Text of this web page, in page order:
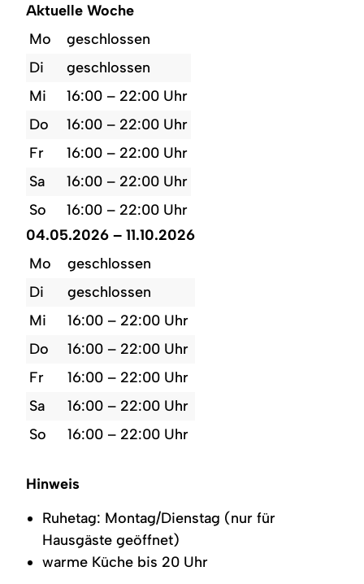
Aktuelle Woche
Mo
geschlossen
Di
geschlossen
Mi
16:00 – 22:00 Uhr
Do
16:00 – 22:00 Uhr
Fr
16:00 – 22:00 Uhr
Sa
16:00 – 22:00 Uhr
So
16:00 – 22:00 Uhr
04.05.2026 – 11.10.2026
Mo
geschlossen
Di
geschlossen
Mi
16:00 – 22:00 Uhr
Do
16:00 – 22:00 Uhr
Fr
16:00 – 22:00 Uhr
Sa
16:00 – 22:00 Uhr
So
16:00 – 22:00 Uhr
Hinweis
Ruhetag: Montag/Dienstag (nur für
Hausgäste geöffnet)
warme Küche bis 20 Uhr